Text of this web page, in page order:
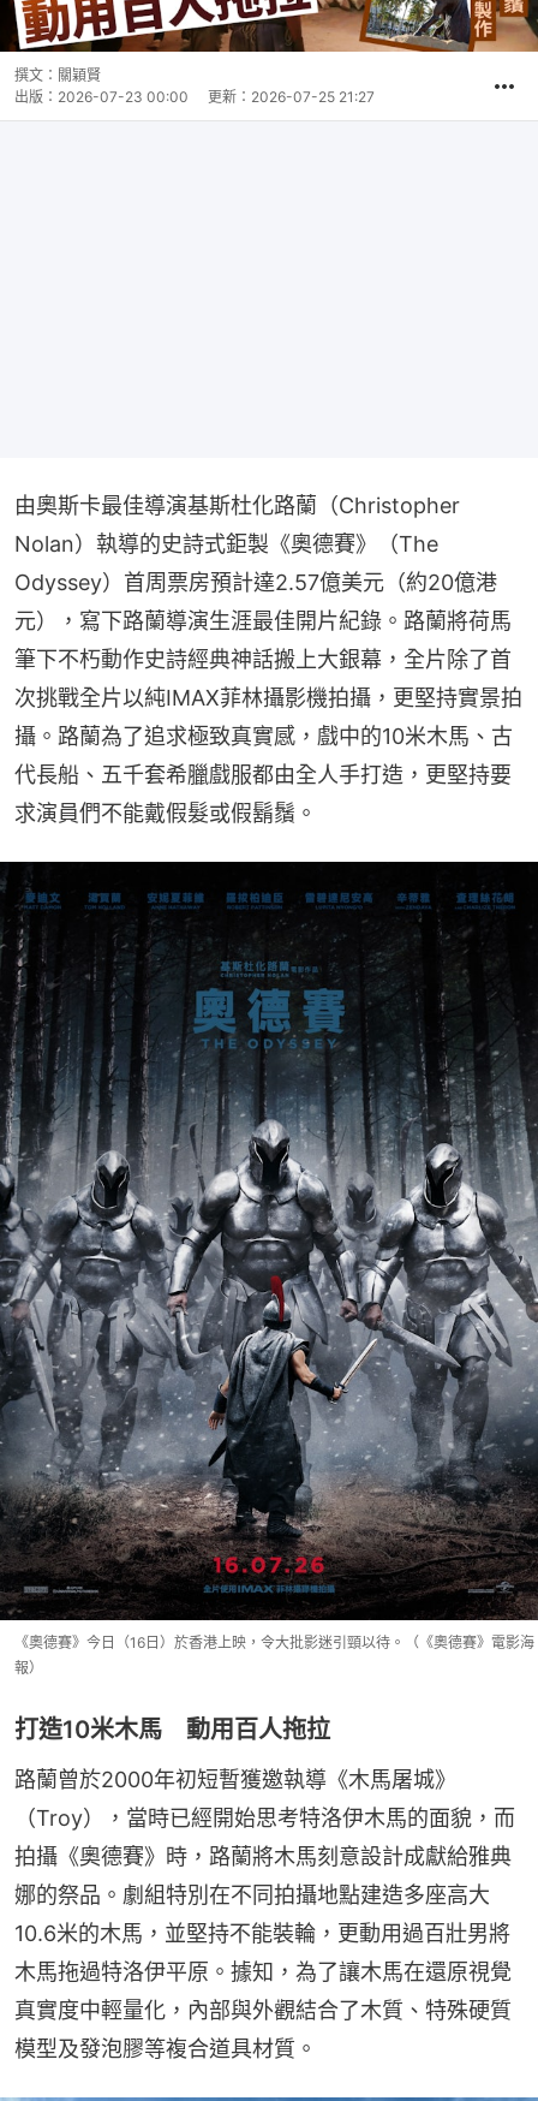
撰文： 關穎賢
出版： 2026-07-23 00:00 更新： 2026-07-25 21:27
由奧斯卡最佳導演基斯杜化路蘭（Christopher
Nolan）執導的史詩式鉅製《奧德賽》（The
Odyssey）首周票房預計達2.57億美元（約20億港
元），寫下路蘭導演生涯最佳開片紀錄。路蘭將荷馬
筆下不朽動作史詩經典神話搬上大銀幕，全片除了首
次挑戰全片以純IMAX菲林攝影機拍攝，更堅持實景拍
攝。路蘭為了追求極致真實感，戲中的10米木馬、古
代長船、五千套希臘戲服都由全人手打造，更堅持要
求演員們不能戴假髮或假鬍鬚。
《奧德賽》今日（16日）於香港上映，令大批影迷引頸以待。（《奧德賽》電影海
報）
打造10米木馬 動用百人拖拉
路蘭曾於2000年初短暫獲邀執導《木馬屠城》
（Troy），當時已經開始思考特洛伊木馬的面貌，而
拍攝《奧德賽》時，路蘭將木馬刻意設計成獻給雅典
娜的祭品。劇組特別在不同拍攝地點建造多座高大
10.6米的木馬，並堅持不能裝輪，更動用過百壯男將
木馬拖過特洛伊平原。據知，為了讓木馬在還原視覺
真實度中輕量化，內部與外觀結合了木質、特殊硬質
模型及發泡膠等複合道具材質。